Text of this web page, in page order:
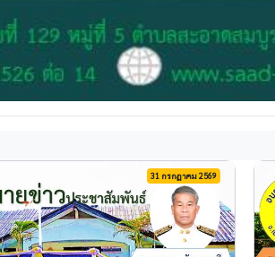
31 กรกฎาคม 2569